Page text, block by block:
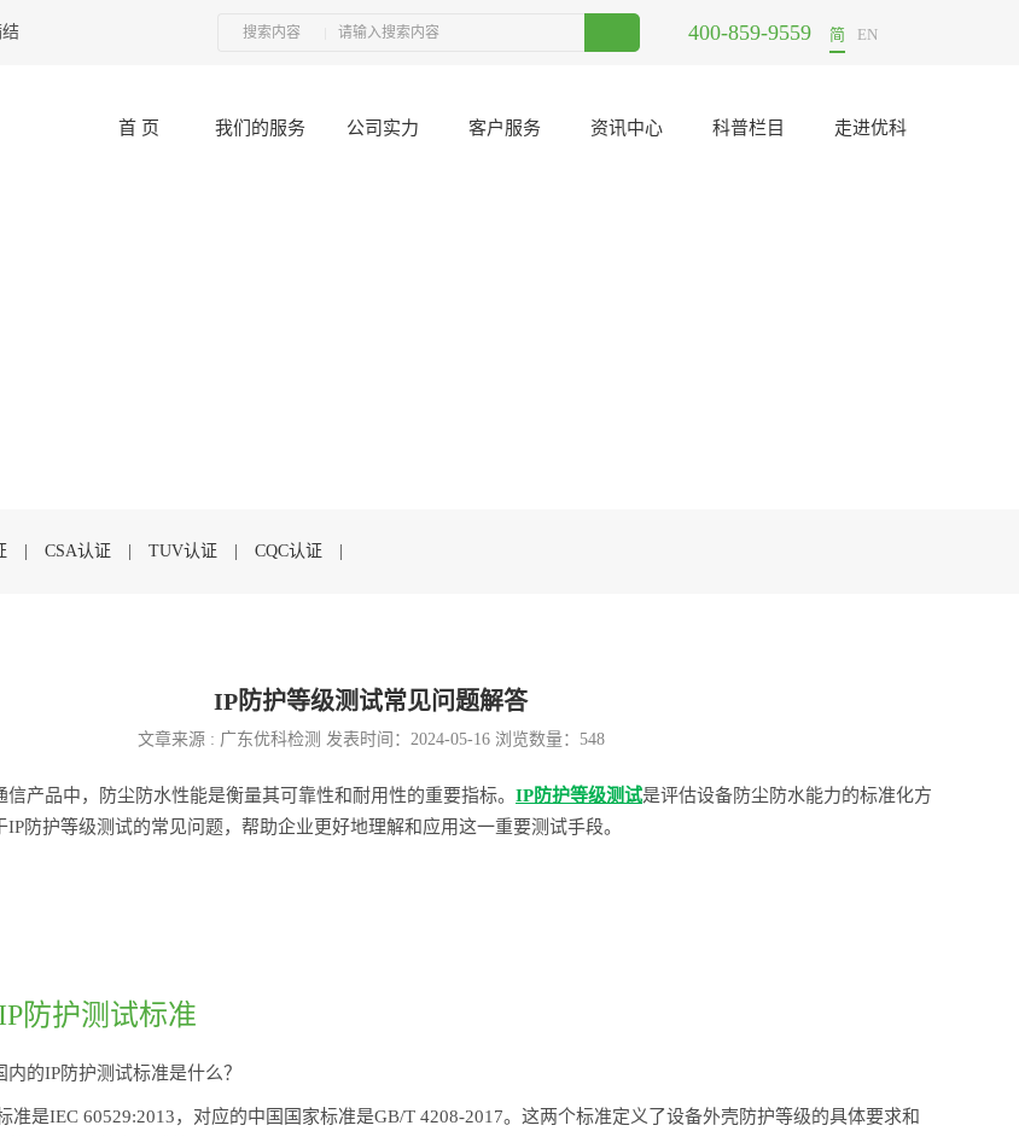
2021-06-23
电子元器件二次筛选哪里可以做？ 2020-12-18
UL认证公司东莞哪里有？400-859-9559 简 EN
搜索内容
首 页 我们的服务 公司实力 客户服务 资讯中心 科普栏目 走进优科
CSA认证 TUV认证 CQC认证
IP防护等级测试常见问题解答
文章来源 : 广东优科检测 发表时间：2024-05-16 浏览数量： 548
产品中，防尘防水性能是衡量其可靠性和耐用性的重要指标。 IP防护等级测试是评估设备防尘防水能力的标准化方
防护等级测试的常见问题，帮助企业更好地理解和应用这一重要测试手段。
防护测试标准
的IP防护测试标准是什么？
准是IEC 60529:2013，对应的中国国家标准是GB/T 4208-2017。这两个标准定义了设备外壳防护等级的具体要求和